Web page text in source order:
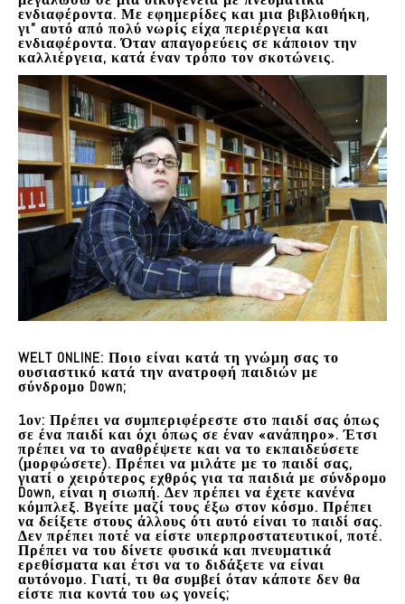
ενδιαφέροντα. Με εφημερίδες και μια βιβλιοθήκη,
γι” αυτό από πολύ νωρίς είχα περιέργεια και
ενδιαφέροντα. Όταν απαγορεύεις σε κάποιον την
καλλιέργεια, κατά έναν τρόπο τον σκοτώνεις.
WELT ONLINE: Ποιο είναι κατά τη γνώμη σας το
ουσιαστικό κατά την ανατροφή παιδιών με
σύνδρομο Down;
1ον: Πρέπει να συμπεριφέρεστε στο παιδί σας όπως
σε ένα παιδί και όχι όπως σε έναν «ανάπηρο». Έτσι
πρέπει να το αναθρέψετε και να το εκπαιδεύσετε
(μορφώσετε). Πρέπει να μιλάτε με το παιδί σας,
γιατί ο χειρότερος εχθρός για τα παιδιά με σύνδρομο
Down, είναι η σιωπή. Δεν πρέπει να έχετε κανένα
κόμπλεξ. Βγείτε μαζί τους έξω στον κόσμο. Πρέπει
να δείξετε στους άλλους ότι αυτό είναι το παιδί σας.
Δεν πρέπει ποτέ να είστε υπερπροστατευτικοί, ποτέ.
Πρέπει να του δίνετε φυσικά και πνευματικά
ερεθίσματα και έτσι να το διδάξετε να είναι
αυτόνομο. Γιατί, τι θα συμβεί όταν κάποτε δεν θα
είστε πια κοντά του ως γονείς;